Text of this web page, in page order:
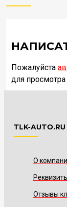
Пожалуйста
для просмотра
TLK-AUTO.RU
О
Отзывы